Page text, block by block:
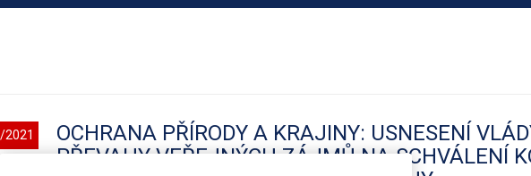
2021
OCHRANA PŘÍRODY A KRAJINY: USNESENÍ
PŘEVAHY VEŘEJNÝCH ZÁJMŮ NA SCHVÁLENÍ